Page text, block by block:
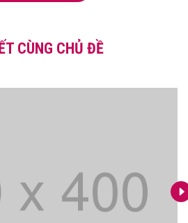
CÙNG CHỦ ĐỀ